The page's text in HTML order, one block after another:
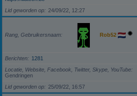
Lid geworden op
24/09/22, 12:27
Rang, Gebruikersnaam Rob52
Berichten
1281
Locatie, Website, Facebook, Twitter, Skype, YouTube
Gendringen
Lid geworden op
25/09/22, 16:57